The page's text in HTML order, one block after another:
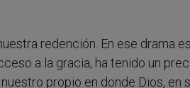
redención. En ese drama
a la gracia, ha tenido un
propio en donde Dios, en